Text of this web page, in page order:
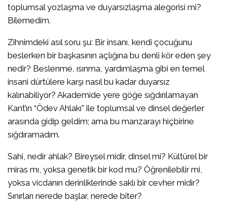
toplumsal yozlaşma ve duyarsızlaşma alegorisi mi?
Bilemedim.
​Zihnimdeki asıl soru şu: Bir insanı, kendi çocuğunu
beslerken bir başkasının açlığına bu denli kör eden şey
nedir? Beslenme, ısınma, yardımlaşma gibi en temel
insani dürtülere karşı nasıl bu kadar duyarsız
kalınabiliyor? Akademide yere göğe sığdırılamayan
Kant’ın “Ödev Ahlakı” ile toplumsal ve dinsel değerler
arasında gidip geldim; ama bu manzarayı hiçbirine
sığdıramadım.
​Sahi, nedir ahlak? Bireysel midir, dinsel mi? Kültürel bir
miras mı, yoksa genetik bir kod mu? Öğrenilebilir mi,
yoksa vicdanın derinliklerinde saklı bir cevher midir?
Sınırları nerede başlar, nerede biter?